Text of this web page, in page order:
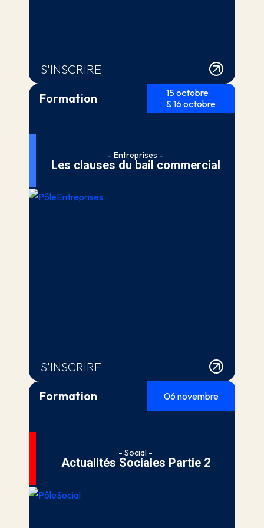
S'INSCRIRE
Formation
15 octobre
& 16 octobre
- Entreprises -
Les clauses du bail commercial
S'INSCRIRE
Formation
06 novembre
- Social -
Actualités Sociales Partie 2